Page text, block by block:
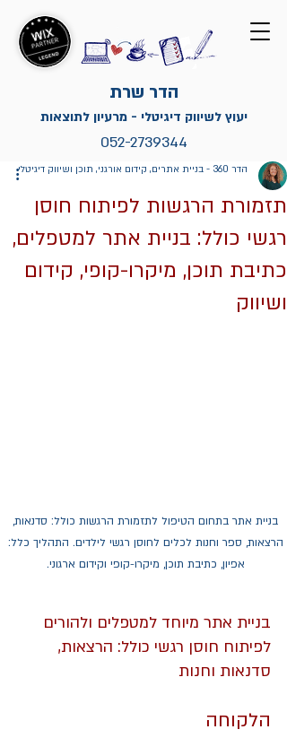
הדר שרת
יעוץ לשיווק דיגיטלי - מרעיון לתוצאות
052-2739344
תזמורת הרגשות לפיתוח חוסן
רגשי כולל: בניית אתר למטפלים,
כתיבת תוכן, מיקרו-קופי, קידום
ושיווק
הדר 360 - בניית אתרים, קידום אורגני, תוכן ושיווק דיגיטלי
בניית אתר בתחום הטיפול לתזמורת הרגשות כולל: סדנאות,
הרצאות, ספר וחנות לכלים לחוסן רגשי לילדים. התהליך כלל:
אפיון, כתיבת תוכן, מיקרו-קופי וקידום ארגוני.
בניית אתר מיוחד למטפלים ולהורים
לפיתוח חוסן רגשי כולל: הרצאות,
סדנאות וחנות
הלקוחה